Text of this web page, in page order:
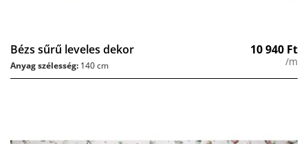
Bézs sűrű leveles dekor 10 940 Ft
/m
Anyag szélesség: 140 cm